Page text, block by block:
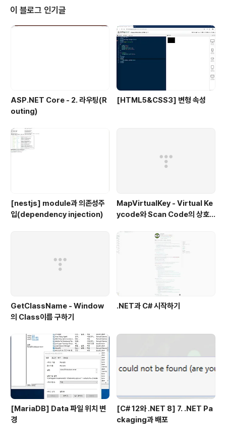
이 블로그 인기글
ASP.NET Core - 2. 라우팅(R
outing)
[HTML5&CSS3] 변형 속성
[nestjs] module과 의존성주
입(dependency injection)
MapVirtualKey - Virtual Ke
ycode와 Scan Code의 상호
GetClassName - Window
의 Class이름 구하기
.NET과 C# 시작하기
[MariaDB] Data 파일 위치 변
경
[C# 12와 .NET 8] 7. .NET Pa
ckaging과 배포